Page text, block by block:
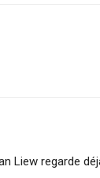
Liew regarde